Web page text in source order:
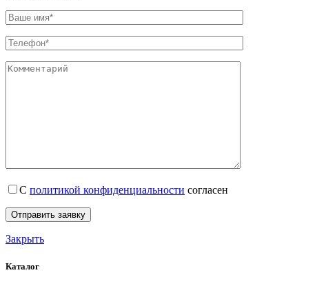
С политикой конфиденциальности согласен
Закрыть
Каталог